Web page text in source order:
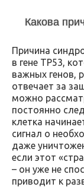
Какова
Причина
в гене TP53,
важных генов,
отвечает за
можно
постоянно
клетка
сигнал о
даже
если этот
– он уже не
приводит к